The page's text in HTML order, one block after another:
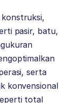
pasir, batu,
serta
konvensional
total